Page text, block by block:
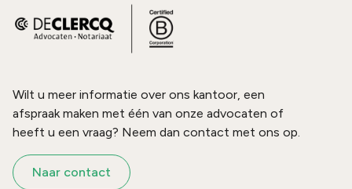
Wilt u meer informatie over ons kantoor, een
afspraak maken met één van onze advocaten of
heeft u een vraag? Neem dan contact met ons op.
Naar contact